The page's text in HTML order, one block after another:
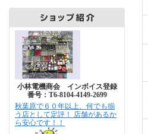
小林電機商会 インボイス登録
番号：T6-8104-4149-2699
秋葉原で６０年以上、何でも揃
う店として定評！ 店舗があるか
ら安心です！！